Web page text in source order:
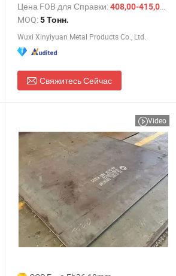
Ss400 углеродных стальных плит и
листов цена
Цена FOB для Справки:408,00-415,00 $
MOQ:5 Тонн.
Wuxi Xinyiyuan Metal Products Co., Ltd.
Свяжитесь Сейчас
Video